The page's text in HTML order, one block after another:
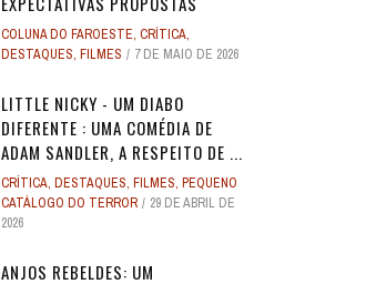
COLUNA DO FAROESTE, CRÍTICA,
DESTAQUES, FILMES 7 DE MAIO DE 2026
LITTLE NICKY - UM DIABO
DIFERENTE : UMA COMÉDIA DE
ADAM SANDLER, A RESPEITO DE ...
CRÍTICA, DESTAQUES, FILMES, PEQUENO
CATÁLOGO DO TERROR
29 DE ABRIL DE
2026
ANJOS REBELDES: UM